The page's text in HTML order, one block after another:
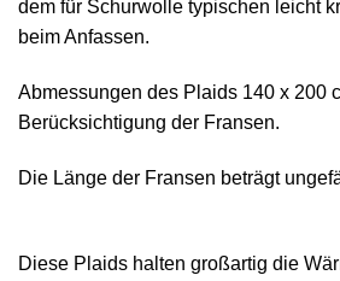
dem für Schurwolle typischen leicht
beim Anfassen.
Abmessungen des Plaids 140 х 200
Berücksichtigung der Fransen.
Die Länge der Fransen beträgt
Diese Plaids halten großartig die